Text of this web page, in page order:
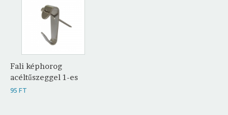
Fali képhorog
acéltűszeggel 1-es
95 FT